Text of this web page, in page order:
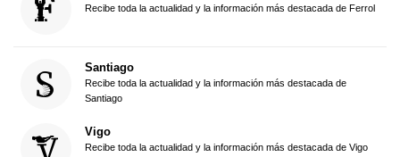
Recibe toda la actualidad y la información más destacada de Ferrol
Santiago
Recibe toda la actualidad y la información más destacada de
Santiago
Vigo
Recibe toda la actualidad y la información más destacada de Vigo